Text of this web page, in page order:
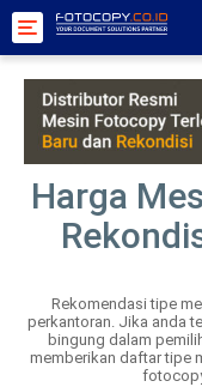
Toggle
navigation
Harga
Rekomendasi tipe
perkantoran. Jika anda
bingung dalam
memberikan daftar tipe